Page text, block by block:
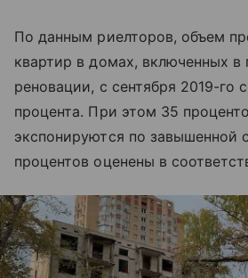
По данным риелторов, объем
квартир в домах, включенных в
реновации, с сентября 2019-го
процента. При этом 35
экспонируются по завышенной
процентов оценены в